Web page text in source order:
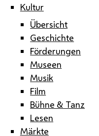
Kultur
Übersicht
Geschichte
Förderungen
Museen
Musik
Film
Bühne & Tanz
Lesen
Märkte